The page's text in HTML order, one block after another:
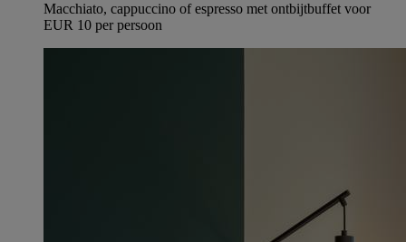
Macchiato, cappuccino of espresso met ontbijtbuffet voor
EUR 10 per persoon